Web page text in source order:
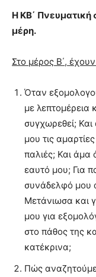
Η ΚΒ΄ Πνευματική
μέρη.
Στο μέρος Β΄,
Όταν
με λεπτομέρεια
συγχωρεθεί;
μου τις
παλιές; Και
εαυτό μου; Για
συνάδελφό μου
Μετάνιωσα και
μου για
στο πάθος της
κατέκρινα;
Πώς